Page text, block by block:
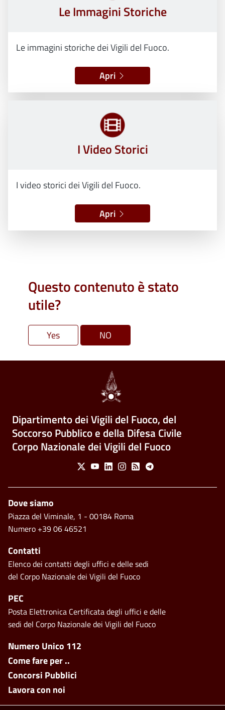
Le Immagini Storiche
Le immagini storiche dei Vigili del Fuoco.
Apri
I Video Storici
I video storici dei Vigili del Fuoco.
Apri
Questo contenuto è stato
utile?
Dipartimento dei Vigili del Fuoco, del
Soccorso Pubblico e della Difesa Civile
Corpo Nazionale dei Vigili del Fuoco
Social Menu
X YoutubeLinkedinInstagram
Feed Telegram
Footer side menu
Numero Unico 112
Come fare per ..
Concorsi Pubblici
Lavora con noi
Footer
Dove siamo
Piazza del Viminale, 1 - 00184 Roma
Numero +39 06 46521
Contatti
Elenco dei contatti degli uffici e delle sedi
del Corpo Nazionale dei Vigili del Fuoco
PEC
Posta Elettronica Certificata degli uffici e delle
sedi del Corpo Nazionale dei Vigili del Fuoco